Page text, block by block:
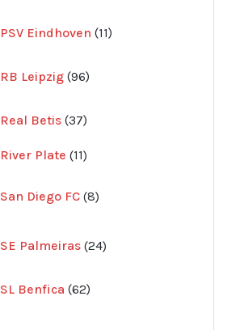
PSV Eindhoven 11
produkter
RB Leipzig 96
produkter
Real Betis 37
produkter
River Plate 1111
San Diego FC 8produkter
SE Palmeiras 24
produkter
SL Benfica 62
produkter